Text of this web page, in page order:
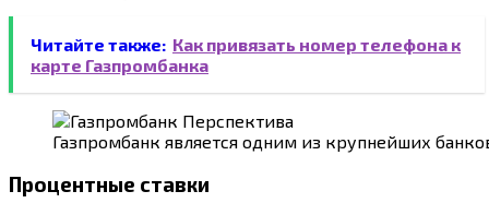
Читайте также: Как привязать номер телефона к
карте Газпромбанка
Газпромбанк является одним из крупнейших
Процентные ставки